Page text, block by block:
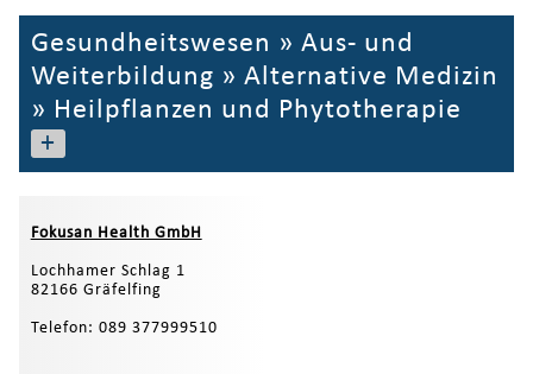
Gesundheitswesen » Aus- und
Weiterbildung » Alternative Medizin
» Heilpflanzen und Phytotherapie
+
Fokusan Health GmbH
Lochhamer Schlag 1
82166 Gräfelfing
Telefon: 089 377999510